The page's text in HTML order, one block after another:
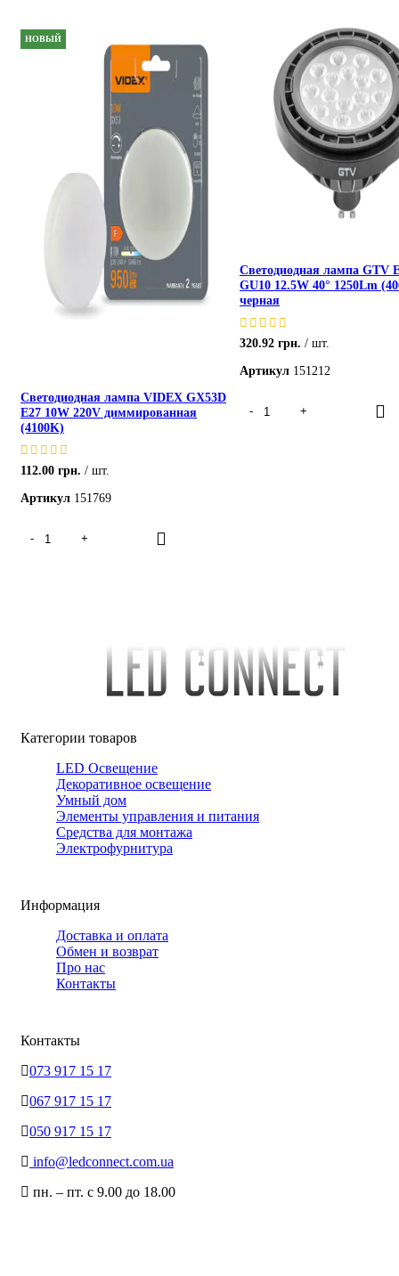
НОВЫЙ
Светодиодная лампа VIDEX GX53D
E27 10W 220V диммированная
(4100K)
112.00 грн.
шт.
Артикул 151769
Светодиодная лампа GTV
GU10 12.5W 40° 1250Lm
черная
320.92 грн.
шт.
Артикул 151212
Категории товаров
LED Освещение
Декоративное освещение
Умный дом
Элементы управления и питания
Средства для монтажа
Электрофурнитура
Информация
Доставка и оплата
Обмен и возврат
Про нас
Контакты
Контакты
073 917 15 17
067 917 15 17
050 917 15 17
info@ledconnect.com.ua
пн. – пт. с 9.00 до 18.00